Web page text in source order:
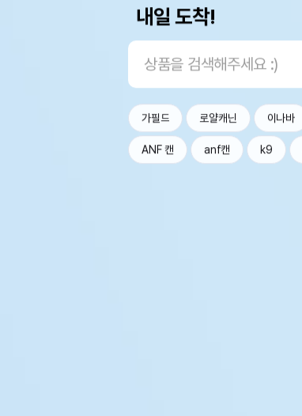
내일 도착!
가필드 로얄캐닌 이나바
ANF 캔 anf캔 k9